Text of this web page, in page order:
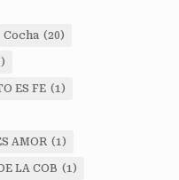
Cocha (20)
ES FE (1)
AMOR (1)
LA COB (1)